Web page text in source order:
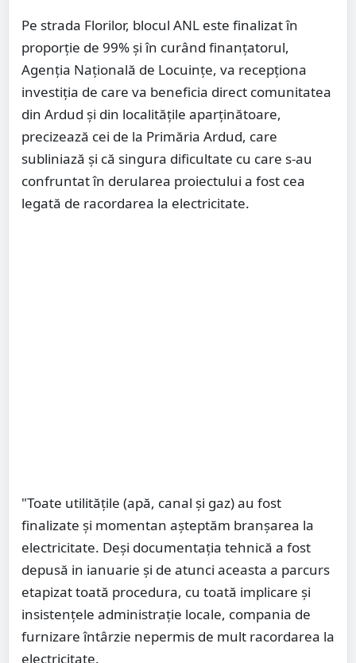
Pe strada Florilor, blocul ANL este finalizat în
proporție de 99% și în curând finanțatorul,
Agenția Națională de Locuințe, va recepționa
investiția de care va beneficia direct comunitatea
din Ardud și din localitățile aparținătoare,
precizează cei de la Primăria Ardud, care
subliniază și că singura dificultate cu care s-au
confruntat în derularea proiectului a fost cea
legată de racordarea la electricitate.
"Toate utilitățile (apă, canal și gaz) au fost
finalizate și momentan așteptăm branșarea la
electricitate. Deși documentația tehnică a fost
depusă in ianuarie și de atunci aceasta a parcurs
etapizat toată procedura, cu toată implicare și
insistențele administrație locale, compania de
furnizare întârzie nepermis de mult racordarea la
electricitate.